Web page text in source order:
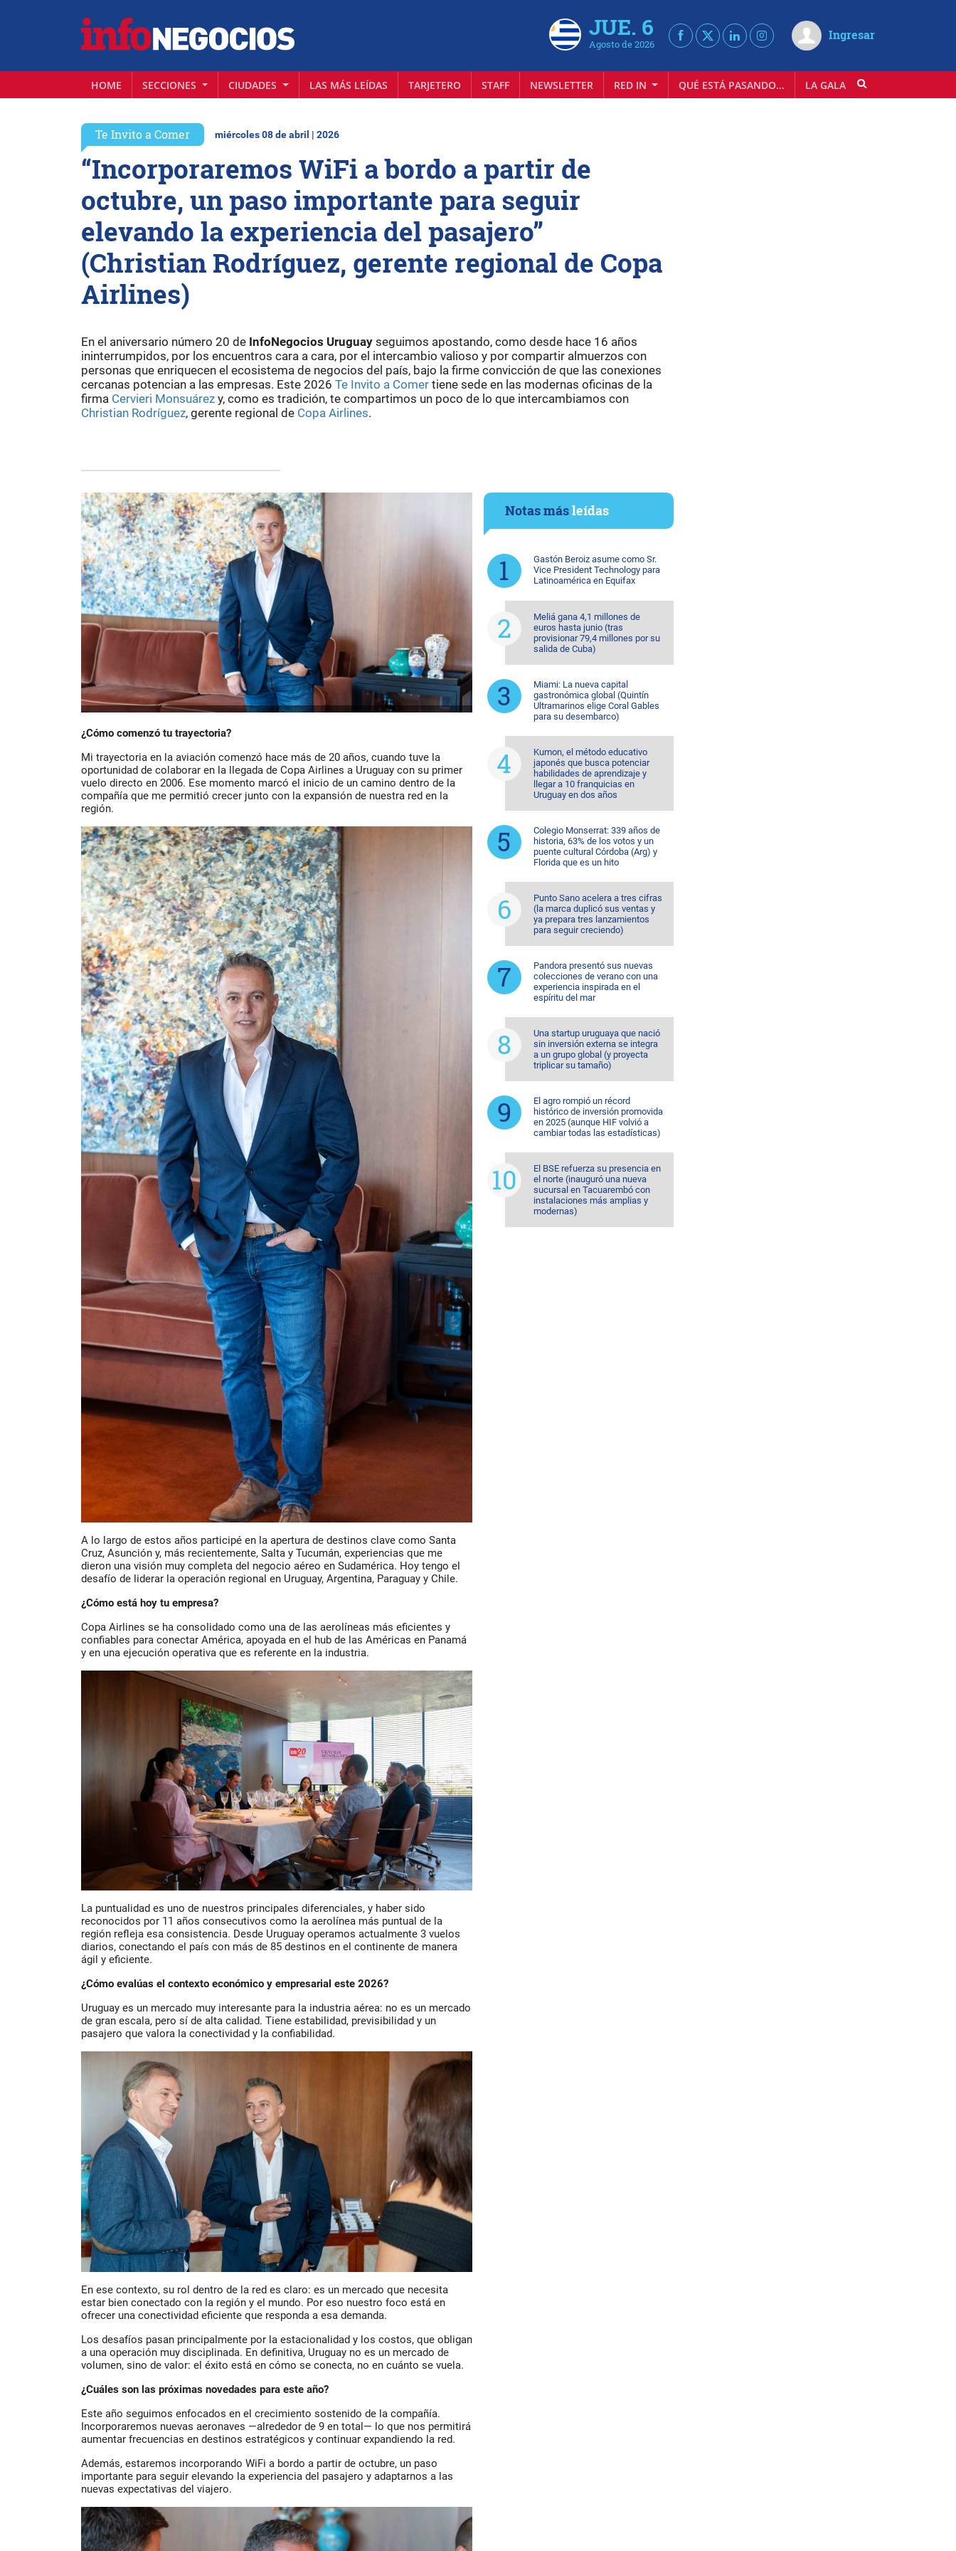
JUE. 6
Agosto de 2026
Ingresar
HOME SECCIONES CIUDADES LAS MÁS LEÍDAS TARJETERO STAFF NEWSLETTER RED IN QUÉ ESTÁ PASANDO... LA GALA INFOSTYLE
Te Invito a Comer miércoles 08 de abril | 2026
“Incorporaremos WiFi a bordo a partir de
octubre, un paso importante para seguir
elevando la experiencia del pasajero”
(Christian Rodríguez, gerente regional de Copa
Airlines)
En el aniversario número 20 de InfoNegocios Uruguay seguimos apostando, como desde hace 16 años
ininterrumpidos, por los encuentros cara a cara, por el intercambio valioso y por compartir almuerzos con
personas que enriquecen el ecosistema de negocios del país, bajo la firme convicción de que las conexiones
cercanas potencian a las empresas. Este 2026 Te Invito a Comer tiene sede en las modernas oficinas de la
firma Cervieri Monsuárez y, como es tradición, te compartimos un poco de lo que intercambiamos con
Christian Rodríguez, gerente regional de Copa Airlines.
¿Cómo comenzó tu trayectoria?
Mi trayectoria en la aviación comenzó hace más de 20 años, cuando tuve la
oportunidad de colaborar en la llegada de Copa Airlines a Uruguay con su primer
vuelo directo en 2006. Ese momento marcó el inicio de un camino dentro de la
compañía que me permitió crecer junto con la expansión de nuestra red en la
región.
A lo largo de estos años participé en la apertura de destinos clave como Santa
Cruz, Asunción y, más recientemente, Salta y Tucumán, experiencias que me
dieron una visión muy completa del negocio aéreo en Sudamérica. Hoy tengo el
desafío de liderar la operación regional en Uruguay, Argentina, Paraguay y Chile.
¿Cómo está hoy tu empresa?
Copa Airlines se ha consolidado como una de las aerolíneas más eficientes y
confiables para conectar América, apoyada en el hub de las Américas en Panamá
y en una ejecución operativa que es referente en la industria.
La puntualidad es uno de nuestros principales diferenciales, y haber sido
reconocidos por 11 años consecutivos como la aerolínea más puntual de la
región refleja esa consistencia. Desde Uruguay operamos actualmente 3 vuelos
diarios, conectando el país con más de 85 destinos en el continente de manera
ágil y eficiente.
¿Cómo evalúas el contexto económico y empresarial este 2026?
Uruguay es un mercado muy interesante para la industria aérea: no es un mercado
de gran escala, pero sí de alta calidad. Tiene estabilidad, previsibilidad y un
pasajero que valora la conectividad y la confiabilidad.
En ese contexto, su rol dentro de la red es claro: es un mercado que necesita
estar bien conectado con la región y el mundo. Por eso nuestro foco está en
ofrecer una conectividad eficiente que responda a esa demanda.
Los desafíos pasan principalmente por la estacionalidad y los costos, que obligan
a una operación muy disciplinada. En definitiva, Uruguay no es un mercado de
volumen, sino de valor: el éxito está en cómo se conecta, no en cuánto se vuela.
¿Cuáles son las próximas novedades para este año?
Este año seguimos enfocados en el crecimiento sostenido de la compañía.
Incorporaremos nuevas aeronaves —alrededor de 9 en total— lo que nos permitirá
aumentar frecuencias en destinos estratégicos y continuar expandiendo la red.
Además, estaremos incorporando WiFi a bordo a partir de octubre, un paso
importante para seguir elevando la experiencia del pasajero y adaptarnos a las
nuevas expectativas del viajero.
Notas másleídas
Gastón Beroiz asume como Sr.
Vice President Technology para
Latinoamérica en Equifax
Meliá gana 4,1 millones de
euros hasta junio (tras
provisionar 79,4 millones por su
salida de Cuba)
Miami: La nueva capital
gastronómica global (Quintín
Ultramarinos elige Coral Gables
para su desembarco)
Kumon, el método educativo
japonés que busca potenciar
habilidades de aprendizaje y
llegar a 10 franquicias en
Uruguay en dos años
Colegio Monserrat: 339 años de
historia, 63% de los votos y un
puente cultural Córdoba (Arg) y
Florida que es un hito
Punto Sano acelera a tres cifras
(la marca duplicó sus ventas y
ya prepara tres lanzamientos
para seguir creciendo)
Pandora presentó sus nuevas
colecciones de verano con una
experiencia inspirada en el
espíritu del mar
Una startup uruguaya que nació
sin inversión externa se integra
a un grupo global (y proyecta
triplicar su tamaño)
El agro rompió un récord
histórico de inversión promovida
en 2025 (aunque HIF volvió a
cambiar todas las estadísticas)
El BSE refuerza su presencia en
el norte (inauguró una nueva
sucursal en Tacuarembó con
instalaciones más amplias y
modernas)